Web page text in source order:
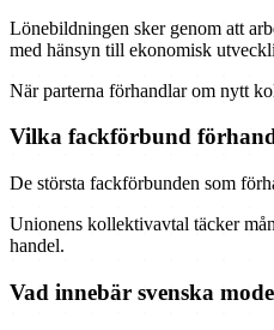
Lönebildningen sker genom att
med hänsyn till ekonomisk
När parterna förhandlar om nytt
Vilka fackförbund
De största fackförbunden som
Unionens kollektivavtal täcker
handel.
Vad innebär svenska